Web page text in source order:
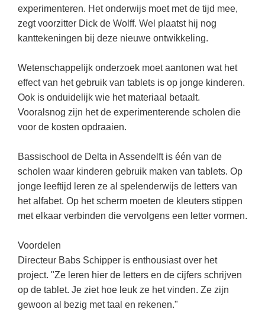
Cito toets
iPad scholen
NIEUWSARCHIEF
Augustus 2026
Juni 2026
Mei 2026
April 2026
Lespakket ‘Circulaire Economie - van
verpakking tot nieuwe grondstof’
Cursus Leer het heelal begrijpen
Van verdunningscalculator tot
practicumvoorbereiding: gratis online
hulpmiddelen voor science-docenten en
TOA's
Frans(22)
Engels(18)
Techniek(17)
Open vacature (16)
Lichamelijke opvoeding
VACATURES PER PLAATS
Amsterdam
Rotterdam(42)
Utrecht(26)
Almere(23)
Dordrecht (21)
Kerst kleurplaten
PUZZELS
Kruiswoordpuzzels
LEUK IN DE KLAS
Raadsels
Biologie
Burgerschap
Ckv
Duits
Economie
Engels
Frans
Fries (Frysk)
Geschiedenis
Informatica
Klassieke Talen
Letterkunde
Boek: Kleine werelden van het zonnestelsel
Leren met klassieke muziek
Lasermachine voor het onderwijs
Lasergraaf
Onderwijs opleidingen
Gratis lesmateriaal Dove self-esteem
Ontdek Memo voor de onderbouw zelf!
Maak uw leerlingen mediawijs!
Rekentuin: altijd en overal rekenen oefenen
op je eigen niveau
Taalzee: adaptief oefenen en toetsen
Lesmateriaal gebaseerd op
(hersen)onderzoek
Meesterbaan onderwijsvacatures
experimenteren. Het onderwijs moet met de tijd mee,
zegt voorzitter Dick de Wolff. Wel plaatst hij nog
kanttekeningen bij deze nieuwe ontwikkeling.
Wetenschappelijk onderzoek moet aantonen wat het
effect van het gebruik van tablets is op jonge kinderen.
Ook is onduidelijk wie het materiaal betaalt.
Vooralsnog zijn het de experimenterende scholen die
voor de kosten opdraaien.
Bassischool de Delta in Assendelft is één van de
scholen waar kinderen gebruik maken van tablets. Op
jonge leeftijd leren ze al spelenderwijs de letters van
het alfabet. Op het scherm moeten de kleuters stippen
met elkaar verbinden die vervolgens een letter vormen.
Voordelen
Directeur Babs Schipper is enthousiast over het
project. "Ze leren hier de letters en de cijfers schrijven
op de tablet. Je ziet hoe leuk ze het vinden. Ze zijn
gewoon al bezig met taal en rekenen."